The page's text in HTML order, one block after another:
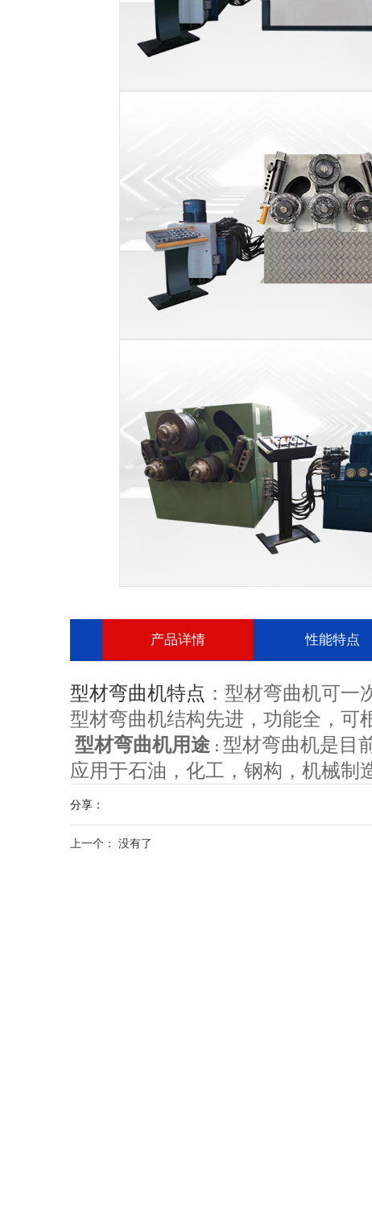
产品详情 性能特点
型材弯曲机是目前国内外较为先
工，钢构，机械制造等及其他行业
型材弯曲机工作原理 ：型材弯
辊为主传动辊，也可以三个工作辊
固定回转中心作弧线升降动动，液
形过程，两侧备有托辊装置，有利
型材弯曲机特点
：型材弯曲机
型材弯曲机特点 ：型材弯曲机可一
型材弯曲机结构先进，功能全，可
型材弯曲机用途 ： 型材弯曲机是目
应用于石油，化工，钢构，机械制
分享：
上一个： 没有了